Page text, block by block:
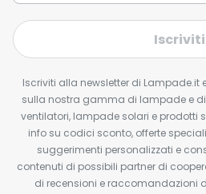
Iscriviti
Iscriviti alla newsletter di Lampade.it
sulla nostra gamma di lampade e
ventilatori, lampade solari e prodotti
info su codici sconto, offerte
suggerimenti personalizzati e
contenuti di possibili partner di
di recensioni e raccomandazioni